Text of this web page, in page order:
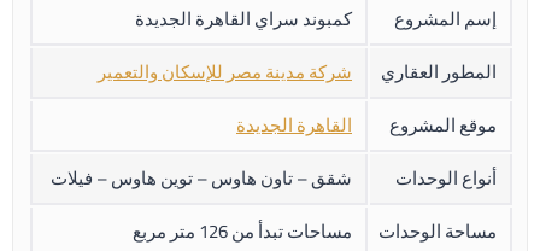
إسم المشروع
كمبوند سراي القاهرة الجديدة
المطور العقاري
شركة مدينة مصر للإسكان والتعمير
موقع المشروع
القاهرة الجديدة
أنواع الوحدات
شقق – تاون هاوس – توين هاوس – فيلات
مساحة الوحدات
مساحات تبدأ من 126 متر مربع